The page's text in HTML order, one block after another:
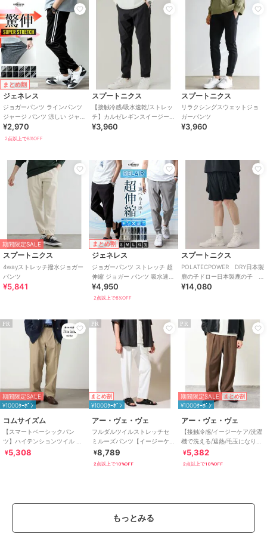
まとめ割
ジェネレス
ジョガーパンツ ラインパンツ
ジャージ パンツ 涼しい ジャー
ジパンツ ストレッチ 部屋着
¥2,970
2点以上で8%OFF
スプートニクス
【接触冷感/吸水速乾/ストレッ
チ】カルゼレギンスイージー
パンツ
¥3,960
スプートニクス
リラクシングスウェットジョ
ガーパンツ
¥3,960
期間限定SALE
スプートニクス
4wayストレッチ撥水ジョガー
パンツ
¥5,841
まとめ割
ジェネレス
ジョガーパンツ ストレッチ 超
伸縮 ジョガー パンツ 吸水速乾
接触冷感 RELAIR
¥4,950
2点以上で8%OFF
スプートニクス
POLATECPOWER DRY日本製
鹿の子ドロー日本製鹿の子
ガーデニングイージーショー
¥14,080
PR
期間限定SALE
¥1000ｸｰﾎﾟﾝ
コムサイズム
【スマートベーシックパン
ツ】ハイテンションツイル ワ
イドテーパードパンツ
¥5,308
PR
まとめ割
¥1000ｸｰﾎﾟﾝ
アー・ヴェ・ヴェ
フルダルツイルストレッチセ
ミルーズパンツ【イージーケ
ア/洗濯機で洗える/】
¥8,789
2点以上で10%OFF
PR
期間限定SALE まとめ割
¥1000ｸｰﾎﾟﾝ
アー・ヴェ・ヴェ
【接触冷感/イージーケア/洗濯
機で洗える/遮熱/毛玉になりに
くい/ストレッチ】ライトオッ
クスストレッ
¥5,382
2点以上で10%OFF
もっとみる